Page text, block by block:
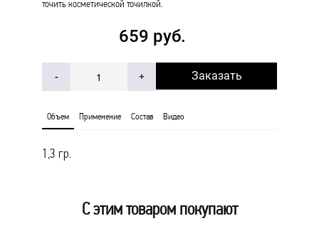
659 руб.
Заказать
- +
точить косметической точилкой.
Объем Применение Состав Видео
1,3 гр.
С этим товаром покупают